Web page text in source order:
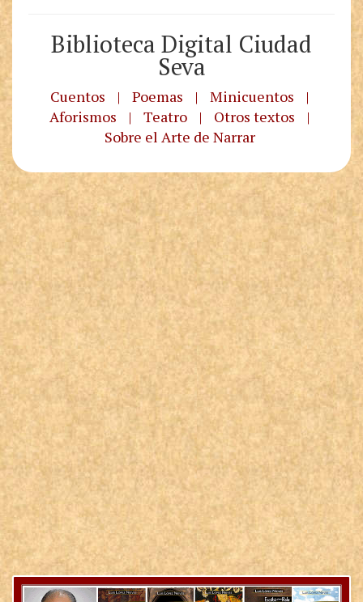
Biblioteca Digital Ciudad
Seva
Cuentos | Poemas | Minicuentos
|
Aforismos
| Teatro | Otros textos
|
Sobre el Arte de Narrar